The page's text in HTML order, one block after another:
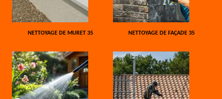
NETTOYAGE DE MURET 35 NETTOYAGE DE FAÇADE 35